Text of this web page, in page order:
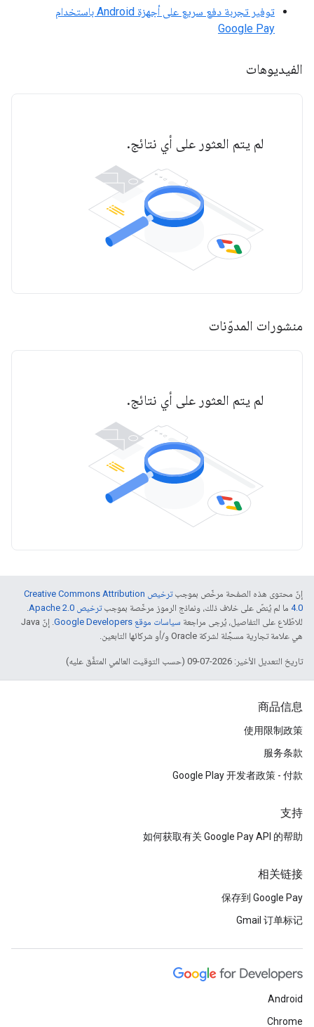
توفير تجربة دفع سريع على أجهزة Android باستخدام
Google Pay
الفيديوهات
لم يتم العثور على أي نتائج.
منشورات المدوّنات
لم يتم العثور على أي نتائج.
إنّ محتوى هذه الصفحة مرخّص بموجب
ترخيص Creative Commons Attribution
4.0‏ ما لم يُنصّ على خلاف ذلك، ونماذج الرموز مرخّصة بموجبترخيص Apache 2.0‏
للاطّلاع على التفاصيل، يُرجى مراجعة سياسات موقع Google Developers‏
. إنّ Java
هي علامة تجارية مسجَّلة لشركة Oracle و/أو شركائها التابعين.
تاريخ التعديل الأخير: 2026-07-09 (حسب التوقيت العالمي المتفَّق عليه)
商品信息
使用限制政策
服务条款
Google Play 开发者政策 - 付款
支持
如何获取有关 Google Pay API 的帮助
相关链接
保存到 Google Pay
Gmail 订单标记
Android
Chrome